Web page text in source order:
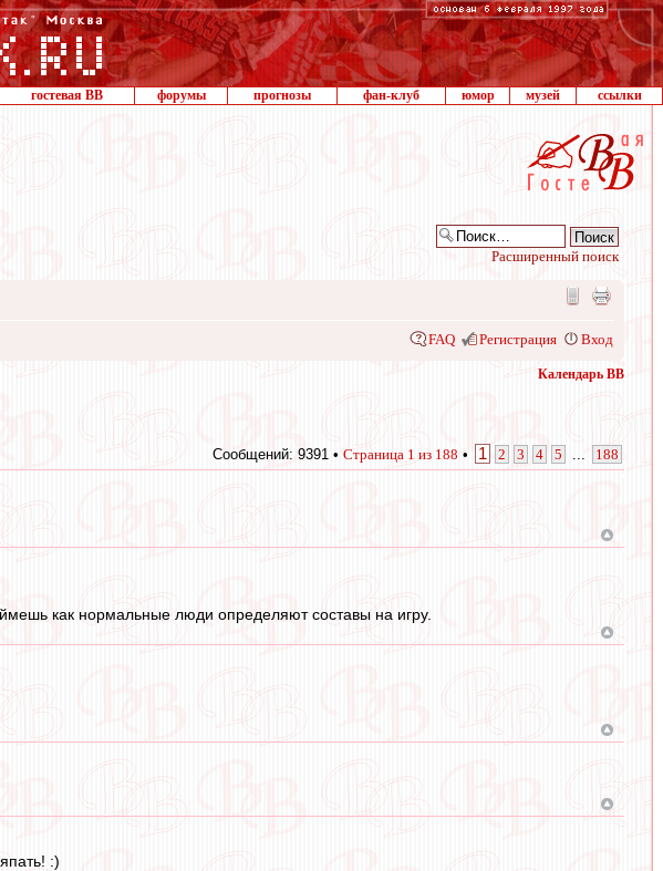
гостевая ВВ форумы прогнозы фан-клуб юмор музей ссылки
Расширенный поиск
FAQ Регистрация Вход
Календарь ВВ
Сообщений: 9391 • Страница 1 из 188 • 1 2 3 4 5 188
как нормальные люди определяют составы на игру.
:)